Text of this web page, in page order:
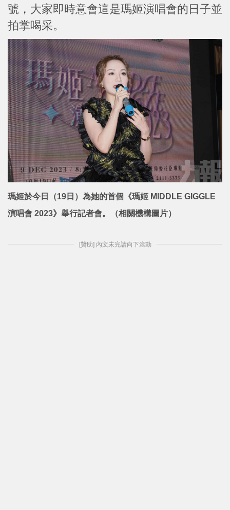
號，大家即時意會這是瑪姬演唱會的日子並
拍掌喝采。
瑪姬於今日（19日）為她的首個《瑪姬 MIDDLE GIGGLE
演唱會 2023》舉行記者會。（相關機構圖片）
[贊助] 內文未完請向下滾動